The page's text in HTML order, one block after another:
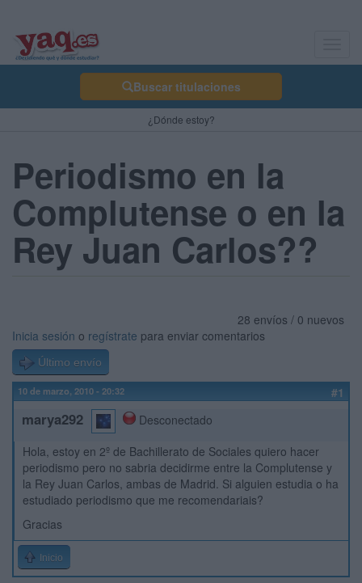
Buscar titulaciones
¿Dónde estoy?
Periodismo en la
Complutense o en la
Rey Juan Carlos??
28 envíos / 0 nuevos
Inicia sesión o regístrate para enviar comentarios
Último envío
10 de marzo, 2010 - 20:32 #1
marya292
Desconectado
Hola, estoy en 2º de Bachillerato de Sociales quiero hacer
periodismo pero no sabria decidirme entre la Complutense y
la Rey Juan Carlos, ambas de Madrid. Si alguien estudia o ha
estudiado periodismo que me recomendariais?
Gracias
Inicio